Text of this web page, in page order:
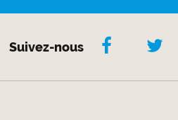
Suivez-nous